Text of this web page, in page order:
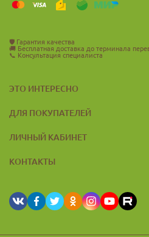
🛡️ Гарантия качества
🚚 Бесплатная доставка до терминала
📞 Консультация специалиста
ЭТО ИНТЕРЕСНО
ДЛЯ ПОКУПАТЕЛЕЙ
ЛИЧНЫЙ КАБИНЕТ
КОНТАКТЫ